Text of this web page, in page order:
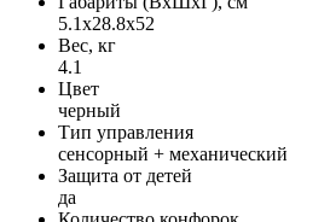
5.1x28.8x52
Вес, кг
4.1
Цвет
черный
Тип управления
сенсорный + механический
Защита от детей
да